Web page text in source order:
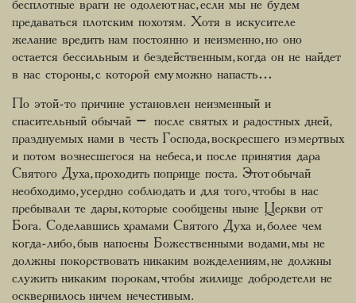
бесплотные враги не одолеют нас, если мы не будем
предаваться плотским похотям. Хотя в искусителе
желание вредить нам постоянно и неизменно, но оно
остается бессильным и бездейственным, когда он не найдет
в нас стороны, с которой ему можно напасть…
По этой-то причине установлен неизменный и
спасительный обычай – после святых и радостных дней,
празднуемых нами в честь Господа, воскресшего из мертвых
и потом вознесшегося на небеса, и после принятия дара
Святого Духа, проходить поприще поста. Этот обычай
необходимо, усердно соблюдать и для того, чтобы в нас
пребывали те дары, которые сообщены ныне Церкви от
Бога. Соделавшись храмами Святого Духа и, более чем
когда-либо, быв напоены Божественными водами, мы не
должны покорствовать никаким вожделениям, не должны
служить никаким порокам, чтобы жилище добродетели не
осквернилось ничем нечестивым.